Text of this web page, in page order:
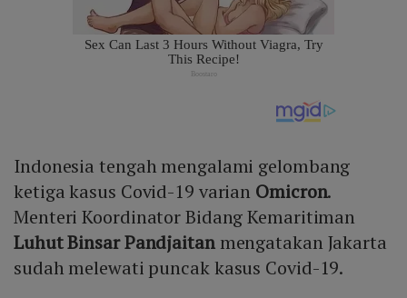
Indonesia tengah mengalami gelombang
ketiga kasus Covid-19 varian Omicron.
Menteri Koordinator Bidang Kemaritiman
Luhut Binsar Pandjaitanmengatakan Jakarta
sudah melewati puncak kasus Covid-19.